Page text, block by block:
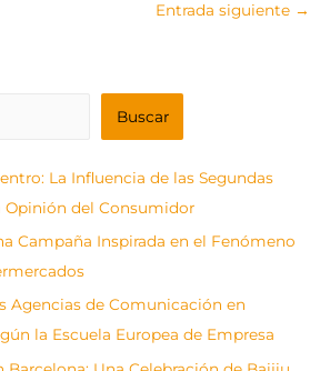
Entrada siguiente →
Buscar
La Influencia de las Segundas
Opinión del Consumidor
Campaña Inspirada en el Fenómeno
Agencias de Comunicación en
la Escuela Europea de Empresa